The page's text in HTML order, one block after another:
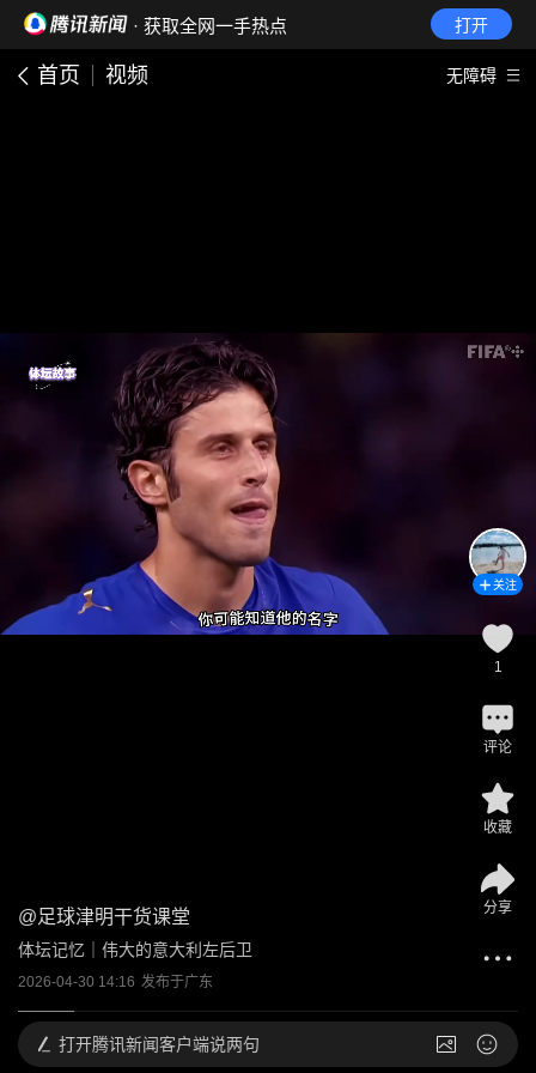
· 获取全网一手热点 打开
首页 视频 无障碍
@足球津明干货课堂
体坛记忆｜伟大的意大利左后卫
2026-04-30 14:16 发布于广东
关注
1
评论
收藏
分享
打开腾讯新闻客户端说两句